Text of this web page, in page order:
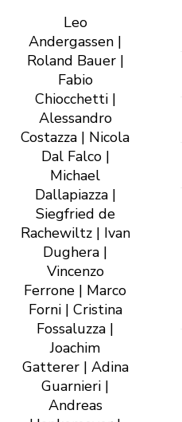
Leo
Andergassen |
Roland Bauer |
Fabio
Chiocchetti |
Alessandro
Costazza | Nicola
Dal Falco |
Michael
Dallapiazza |
Siegfried de
Rachewiltz | Ivan
Dughera |
Vincenzo
Ferrone | Marco
Forni | Cristina
Fossaluzza |
Joachim
Gatterer | Adina
Guarnieri |
Andreas